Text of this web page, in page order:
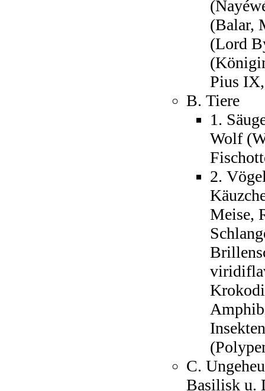
(Balar,
(Lord
Pius
B. Tiere
1.
Wolf
2.
Meise,
C.
Basilisk u.